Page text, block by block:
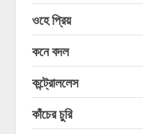
ওহে প্রিয়
কনে বদল
কন্ট্রোললেস
কাঁচের চুরি